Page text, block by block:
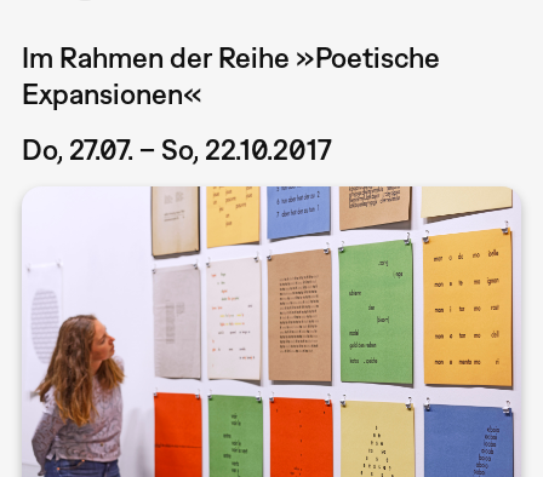
Im Rahmen der Reihe »Poetische
Expansionen«
Do, 27.07. – So, 22.10.2017